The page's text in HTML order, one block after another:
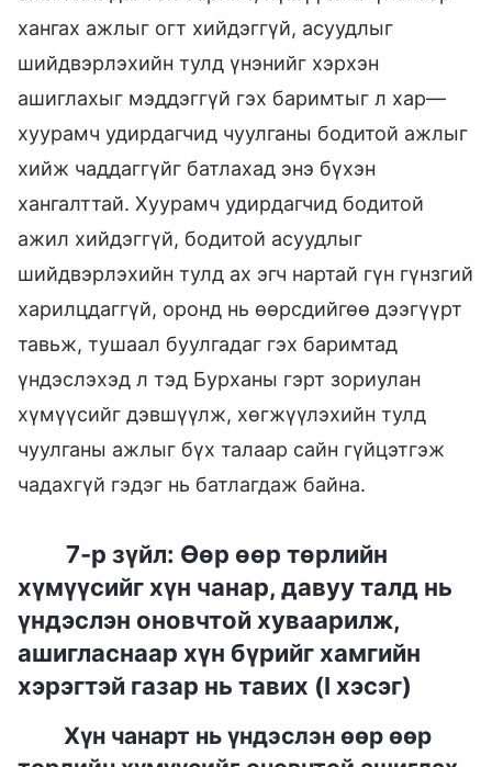
хангах ажлыг огт хийдэггүй, асуудлыг
шийдвэрлэхийн тулд үнэнийг хэрхэн
ашиглахыг мэддэггүй гэх баримтыг л хар—
хуурамч удирдагчид чуулганы бодитой ажлыг
хийж чаддаггүйг батлахад энэ бүхэн
хангалттай. Хуурамч удирдагчид бодитой
ажил хийдэггүй, бодитой асуудлыг
шийдвэрлэхийн тулд ах эгч нартай гүн гүнзгий
харилцдаггүй, оронд нь өөрсдийгөө дээгүүрт
тавьж, тушаал буулгадаг гэх баримтад
үндэслэхэд л тэд Бурханы гэрт зориулан
хүмүүсийг дэвшүүлж, хөгжүүлэхийн тулд
чуулганы ажлыг бүх талаар сайн гүйцэтгэж
чадахгүй гэдэг нь батлагдаж байна.
7-р зүйл: Өөр өөр төрлийн
хүмүүсийг хүн чанар, давуу талд нь
үндэслэн оновчтой хуваарилж,
ашигласнаар хүн бүрийг хамгийн
хэрэгтэй газар нь тавих (I хэсэг)
Хүн чанарт нь үндэслэн өөр өөр